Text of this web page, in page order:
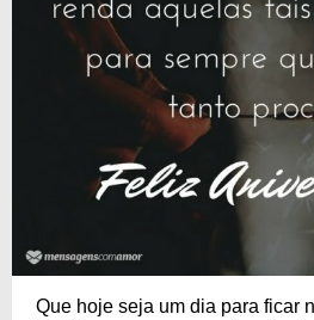
Que hoje seja um dia para ficar